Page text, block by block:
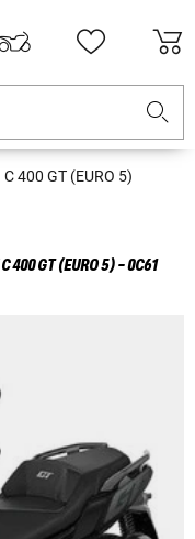
C 400 GT (EURO 5)
C 400 GT (EURO 5) - 0C61